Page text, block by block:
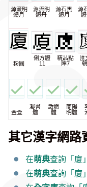
源流明
體月
源流明
體丹
源石黑
體月
源
粉圓
俐方體
11
精品點
陣7
匯
金萱
凝書
體
激燃
體
蘭陽
明體
其它漢字網路
在萌典查詢「廈
在萌典查詢「廈